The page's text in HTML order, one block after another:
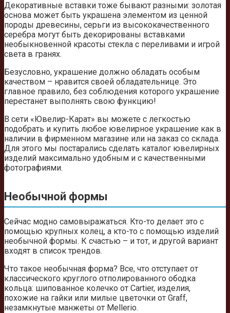
Декоративные вставки тоже бывают разными: золотая
основа может быть украшена элементом из ценной
породы древесины, серьги из высококачественного
серебра могут быть декорированы вставками
необыкновенной красоты стекла с переливами и игрой
света в гранях.
Безусловно, украшение должно обладать особым
качеством – нравится своей обладательнице. Это
главное правило, без соблюдения которого украшение
перестанет выполнять свою функцию!
В сети «Ювелир-Карат» вы можете с легкостью
подобрать и купить любое ювелирное украшение как в
наличии в фирменном магазине или на заказ со склада.
Для этого мы постарались сделать каталог ювелирных
изделий максимально удобным и с качественными
фотографиями.
Необычной формы
Сейчас модно самовыражаться. Кто-то делает это с
помощью крупных колец, а кто-то с помощью изделий
необычной формы. К счастью – и тот, и другой вариант
входят в список трендов.
Что такое необычная форма? Все, что отступает от
классического круглого отполированного ободка
кольца: шипованное колечко от Cartier, изделия,
похожие на гайки или милые цветочки от Graff,
незамкнутые манжеты от Mellerio.